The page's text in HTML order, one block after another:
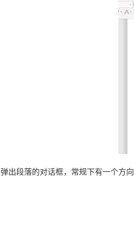
弹出段落的对话框，常规下有一个方